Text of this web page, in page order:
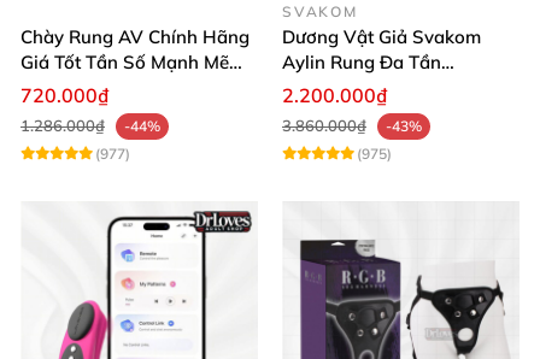
Chày Rung AV Chính Hãng
Giá Tốt Tần Số Mạnh Mẽ
Siêu Bền
720.000₫
1.286.000₫
-44%
(977)
SVAKOM
Dương Vật Giả Svakom
Aylin Rung Đa Tần
Massage Sung Sướng
2.200.000₫
3.860.000₫
-43%
(975)